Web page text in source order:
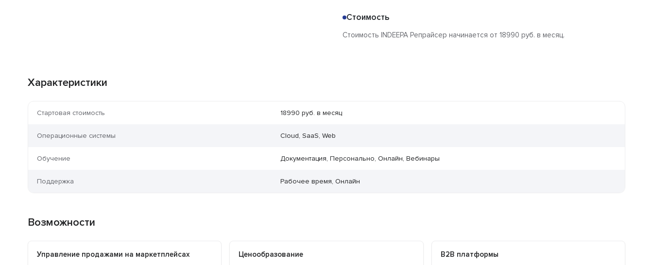
Стоимость
Стоимость INDEEPA Репрайсер начинается от 18990 руб. в месяц.
Характеристики
Стартовая стоимость 18990 руб. в месяц
Операционные системы Cloud, SaaS, Web
Обучение Документация, Персонально, Онлайн, Вебинары
Поддержка Рабочее время, Онлайн
Возможности
Управление продажами на маркетплейсах Ценообразование B2B платформы